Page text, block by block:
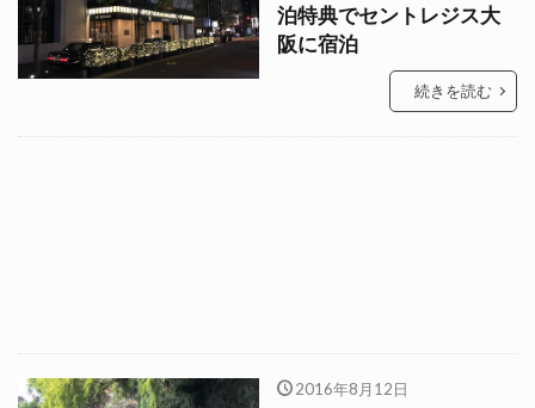
泊特典でセントレジス大
阪に宿泊
続きを読む
2016年8月12日